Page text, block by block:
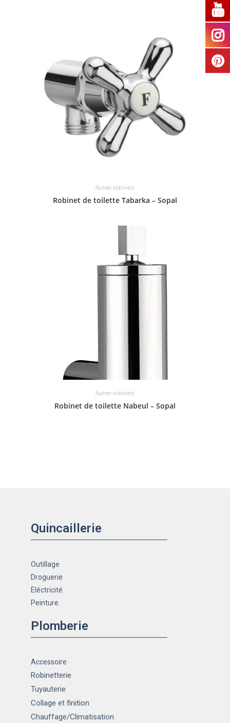
Autres robinets
Robinet de toilette Tabarka – Sopal
Autres robinets
Robinet de toilette Nabeul – Sopal
Quincaillerie
Outillage
Droguerie
Eléctricité
Peinture
Plomberie
Accessoire
Robinetterie
Tuyauterie
Collage et finition
Chauffage/Climatisation